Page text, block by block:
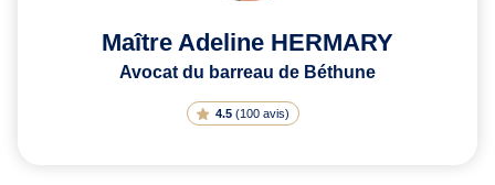
Maître Adeline HERMARY
Avocat du barreau de Béthune
4.5 (100 avis)